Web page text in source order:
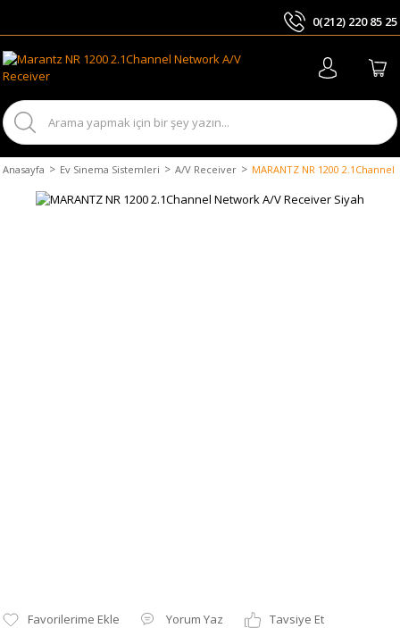
0(212) 220 85 25
Anasayfa Ev Sinema Sistemleri A/V Receiver MARANTZ NR 1200
Yorum Yaz
Tavsiye Et